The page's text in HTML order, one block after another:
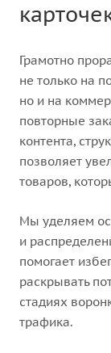
Грамотно
не только на
но и на
повторные
контента,
позволяет
товаров,
Мы уделяем
и
помогает
раскрывать
стадиях
трафика.